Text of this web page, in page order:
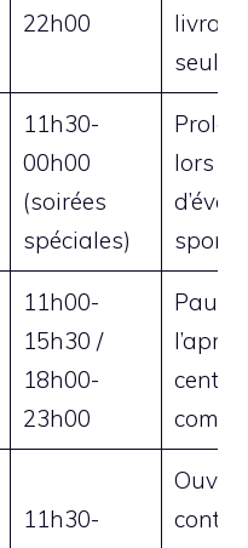
22h00
11h30-
00h00
(soirées
spéciales)
lors
11h00-
15h30 /
18h00-
23h00
Pause
centre
11h30-